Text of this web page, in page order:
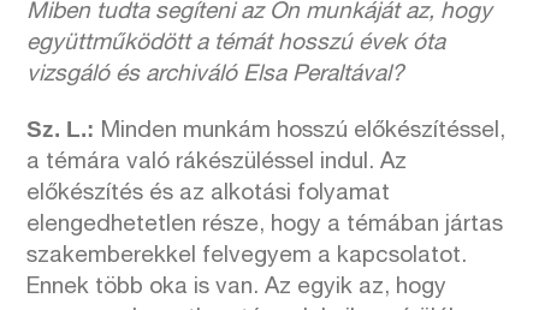
Miben tudta segíteni az Ön munkáját az, hogy
együttműködött a témát hosszú évek óta
vizsgáló és archiváló Elsa Peraltával?
Sz. L.: Minden munkám hosszú előkészítéssel,
a témára való rákészüléssel indul. Az
előkészítés és az alkotási folyamat
elengedhetetlen része, hogy a témában jártas
szakemberekkel felvegyem a kapcsolatot.
Ennek több oka is van. Az egyik az, hogy